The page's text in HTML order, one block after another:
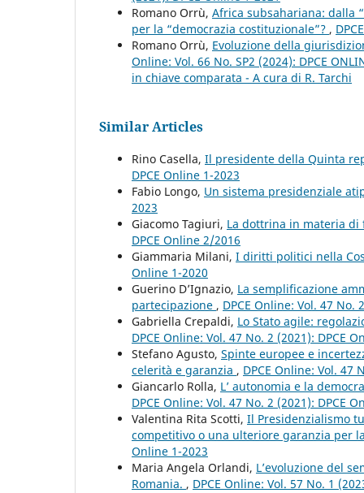
Romano Orrù, Africa subsahariana: dalla
per la “democrazia costituzionale”? ,
Romano Orrù, Evoluzione della
Online: Vol. 66 No. SP2 (2024): DPCE
in chiave comparata - A cura di R. Tarchi
Similar Articles
Rino Casella, Il presidente della Quinta
DPCE Online 1-2023
Fabio Longo, Un sistema presidenziale
2023
Giacomo Tagiuri, La dottrina in materia
DPCE Online 2/2016
Giammaria Milani, I diritti politici nella
Online 1-2020
Guerino D’Ignazio, La semplificazione
partecipazione , DPCE Online: Vol. 47 No.
Gabriella Crepaldi, Lo Stato agile:
DPCE Online: Vol. 47 No. 2 (2021): DPCE
Stefano Agusto, Spinte europee e
celerità e garanzia , DPCE Online: Vol. 47
Giancarlo Rolla, L’ autonomia e la
DPCE Online: Vol. 47 No. 2 (2021): DPCE
Valentina Rita Scotti, Il Presidenzialismo
competitivo o una ulteriore garanzia per
Online 1-2023
Maria Angela Orlandi, L’evoluzione del
Romania. , DPCE Online: Vol. 57 No. 1